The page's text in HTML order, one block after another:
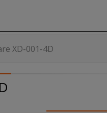
XD-001-4D